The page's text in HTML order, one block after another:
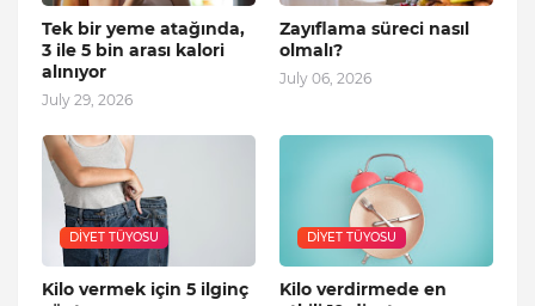
Tek bir yeme atağında,
3 ile 5 bin arası kalori
alınıyor
July 29, 2026
Zayıflama süreci nasıl
olmalı?
July 06, 2026
DIYET TÜYOSU
Kilo vermek için 5 ilginç
DIYET TÜYOSU
Kilo verdirmede en